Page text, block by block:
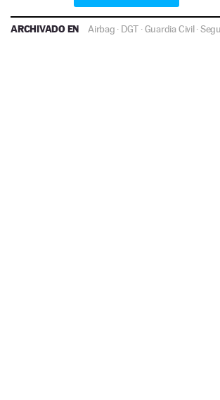
ARCHIVADO EN Airbag · DGT ·Guardia Civil·